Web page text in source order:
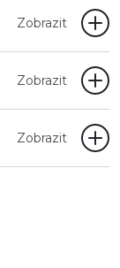
Zobrazit
Zobrazit
Zobrazit